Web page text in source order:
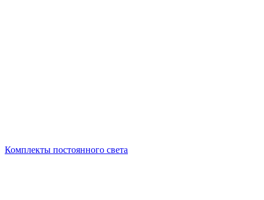
Комплекты постоянного света